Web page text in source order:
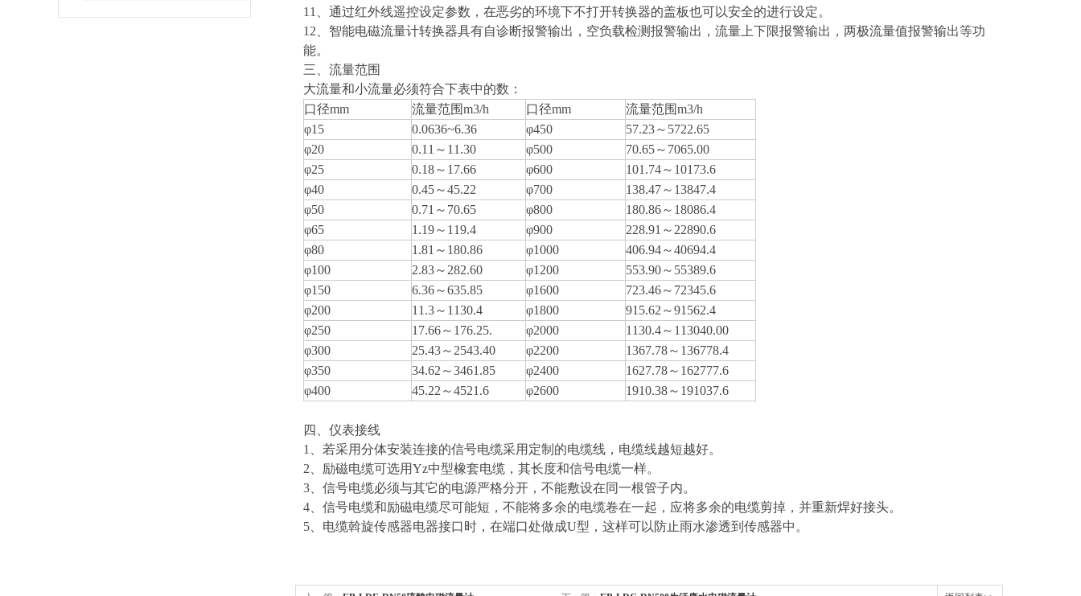
11
、通过红外线遥控设定参数，在恶劣的环境下不打开转换器的盖板也可以安全的进行设定。
12 、智能电磁流量计转换器具有自诊断报警输出，空负载检测报警输出，流量上下限报警输出，两极流量值报警输出等功
能。
三、流量范围
大流量和小流量必须符合下表中的数：
口径mm
流量范围m3/h 口径mm
流量范围m3/h
φ15
0.0636~6.36 φ450 57.23～5722.65
φ20
0.11 ～11.30 φ500 70.65～7065.00
φ25
0.18～17.66 φ600 101.74～10173.6
φ40
0.45～45.22 φ700 138.47～13847.4
φ50
0.71 ～70.65 φ800 180.86～18086.4
φ65
1.19～119.4 φ900 228.91 ～22890.6
φ80
1.81 ～180.86 φ1000 406.94～40694.4
φ100
2.83～282.60 φ1200 553.90～55389.6
φ150
6.36～635.85 φ1600 723.46～72345.6
φ200
11.3～1130.4 φ1800 915.62 ～91562.4
φ250
17.66～176.25. φ2000 1130.4～113040.00
φ300
25.43～2543.40 φ2200 1367.78～136778.4
φ350
34.62 ～3461.85 φ2400 1627.78～162777.6
φ400
45.22 ～4521.6 φ2600 1910.38～191037.6
四、仪表接线
1
、若采用分体安装连接的信号电缆采用定制的电缆线，电缆线越短越好。
2 、励磁电缆可选用Yz中型橡套电缆，其长度和信号电缆一样。
3 、信号电缆必须与其它的电源严格分开，不能敷设在同一根管子内。
4 、信号电缆和励磁电缆尽可能短，不能将多余的电缆卷在一起，应将多余的电缆剪掉，并重新焊好接头。
5 、电缆斡旋传感器电器接口时，在端口处做成U型，这样可以防止雨水渗透到传感器中。